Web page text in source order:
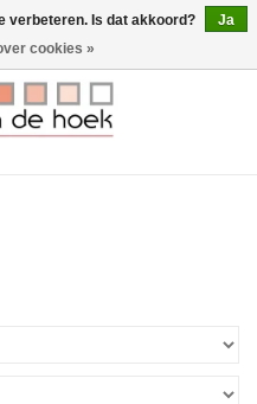
0 Artikelen - €0,00
verbeteren. Is dat akkoord?
Ja
cookies »